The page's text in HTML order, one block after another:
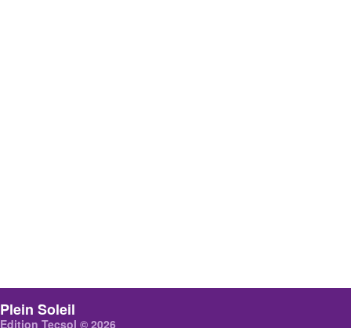
Plein Soleil
Edition Tecsol © 2026